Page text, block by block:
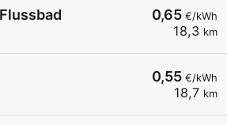
0,65 €/kWh
18,3 km
0,55 €/kWh
18,7 km